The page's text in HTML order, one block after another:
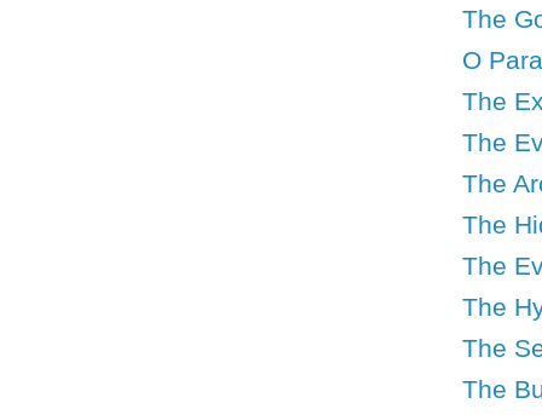
The
O
The
The
The
The
The
The
The
The